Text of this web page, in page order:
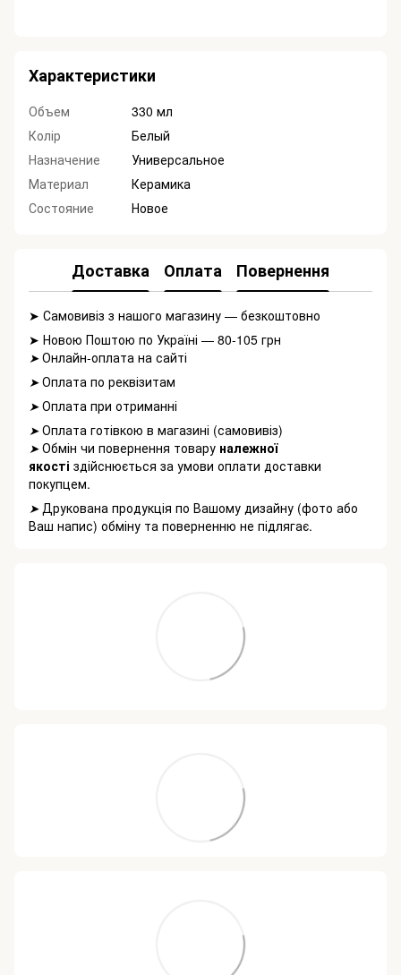
Характеристики
Объем
330 мл
Колір
Белый
Назначение
Универсальное
Материал
Керамика
Состояние
Новое
Доставка Оплата Повернення
➤ Самовивіз з нашого магазину — безкоштовно
➤ Новою Поштою по Україні — 80-105 грн
➤Онлайн-оплата на сайті
➤Оплата по реквізитам
➤Оплата при отриманні
➤Оплата готівкою в магазині (самовивіз)
➤Обмін чи повернення товару належної
якості здійснюється за умови оплати доставки
покупцем.
➤Друкована продукція по Вашому дизайну (фото або
Ваш напис) обміну та поверненню не підлягає.